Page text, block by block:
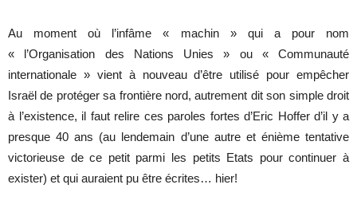
Au moment où l’infâme « machin » qui a pour nom
« l’Organisation des Nations Unies » ou « Communauté
internationale » vient à nouveau d’être utilisé pour empêcher
Israël de protéger sa frontière nord, autrement dit son simple droit
à l’existence, il faut relire ces paroles fortes d’Eric Hoffer d’il y a
presque 40 ans (au lendemain d’une autre et énième tentative
victorieuse de ce petit parmi les petits Etats pour continuer à
exister) et qui auraient pu être écrites… hier!